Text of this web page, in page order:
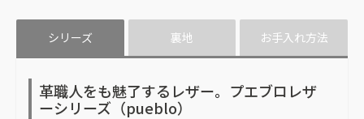
シリーズ
革職人をも魅了するレザー。プエブロレザ
ーシリーズ（pueblo）
裏地 お手入れ方法